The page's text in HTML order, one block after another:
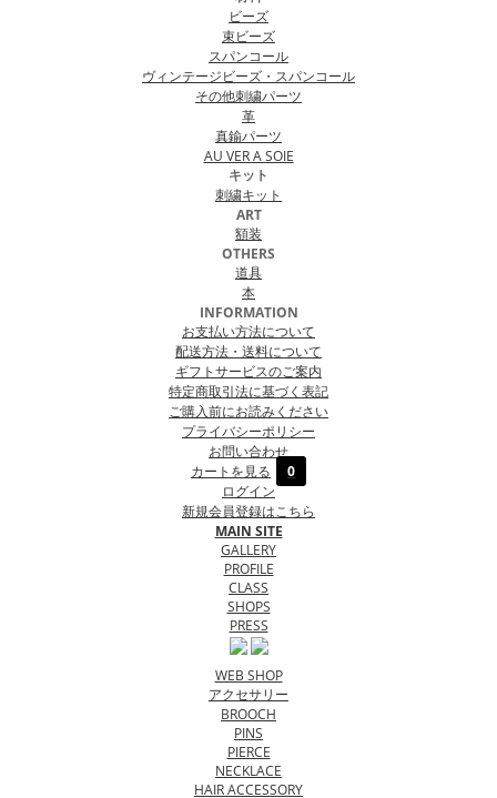
ビーズ
束ビーズ
スパンコール
ヴィンテージビーズ・スパンコール
その他刺繍パーツ
革
真鍮パーツ
AU VER A SOIE
キット
刺繍キット
ART
額装
OTHERS
道具
本
INFORMATION
お支払い方法について
配送方法・送料について
ギフトサービスのご案内
特定商取引法に基づく表記
ご購入前にお読みください
プライバシーポリシー
お問い合わせ
カートを見る
0
ログイン
新規会員登録はこちら
MAIN SITE
GALLERY
PROFILE
CLASS
SHOPS
PRESS
WEB SHOP
アクセサリー
BROOCH
PINS
PIERCE
NECKLACE
HAIR ACCESSORY